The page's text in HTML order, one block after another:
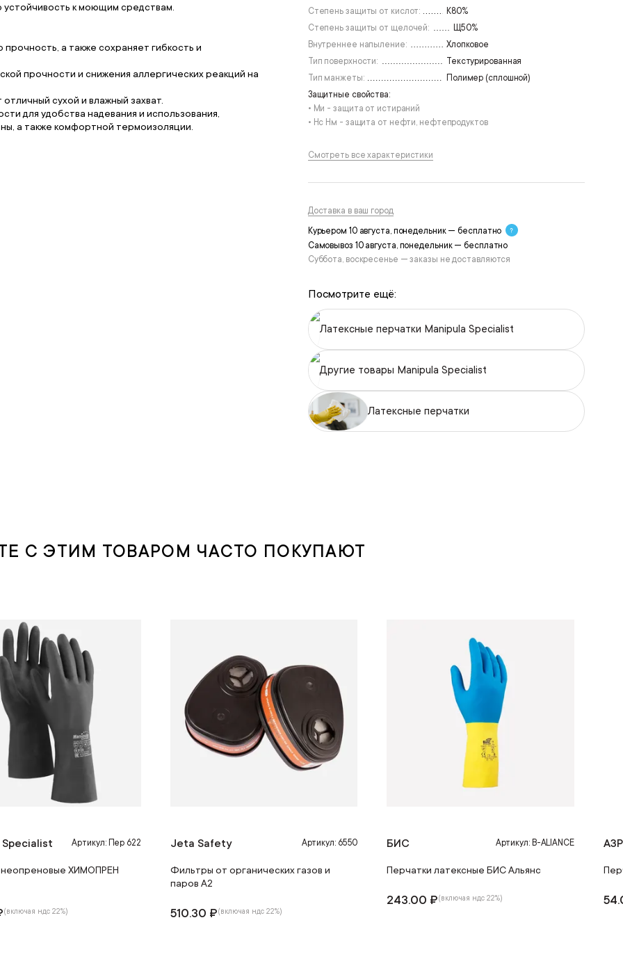
к моющим средствам.
а также сохраняет гибкость и
прочности и снижения аллергических реакций на
сухой и влажный захват.
для удобства надевания и использования,
а также комфортной термоизоляции.
Степень защиты от кислот:
К80%
Степень защиты от щелочей:
Щ50%
Внутреннее напыление:
Хлопковое
Тип поверхности:
Текстурированная
Тип манжеты:
Полимер (сплошной)
Защитные свойства:
• Ми - защита от истираний
• Нс Нм - защита от нефти, нефтепродуктов
Смотреть все характеристики
Доставка в ваш город
Курьером 10 августа, понедельник — бесплатно
Самовывоз 10 августа, понедельник — бесплатно
Суббота, воскресенье — заказы не доставляются
Посмотрите ещё:
Латексные перчатки Manipula Specialist
Другие товары Manipula Specialist
Латексные перчатки
С ЭТИМ ТОВАРОМ ЧАСТО ПОКУПАЮТ
Specialist Артикул: Пер 622
неопреновые ХИМОПРЕН
(включая ндс 22%)
Jeta Safety Артикул: 6550
Фильтры от органических газов и
паров A2
510.30 ₽(включая ндс 22%)
БИС Артикул: B-ALIANCE
Перчатки латексные БИС Альянс
243.00 ₽(включая ндс 22%)